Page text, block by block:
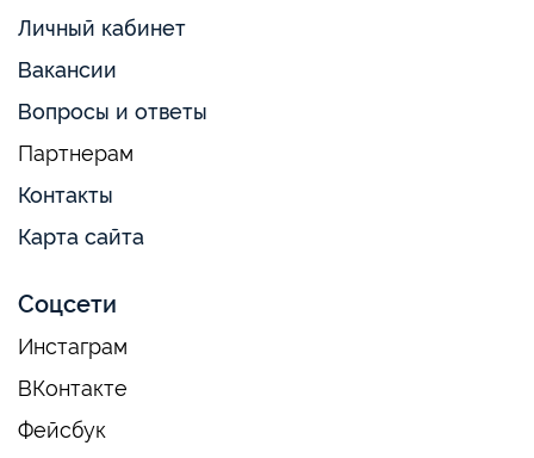
Личный кабинет
Вакансии
Вопросы и ответы
Партнерам
Контакты
Карта сайта
Соцсети
Инстаграм
ВКонтакте
Фейсбук